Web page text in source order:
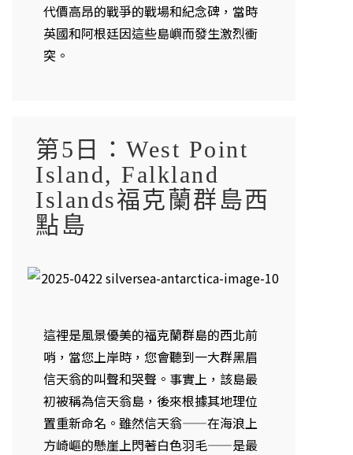
代價高昂的戰爭的戰場和紀念碑，當時
英國和阿根廷因這些島嶼而發生激烈衝
突。
第5日：West Point
Island, Falkland
Islands福克蘭群島西
點島
這裡是風景優美的福克蘭群島的西北前
哨，當您上岸時，您會聽到一大群黑眉
信天翁的叫聲和哭聲。事實上，該島最
初被稱為信天翁島，後來根據其地理位
置重新命名。雖然信天翁——在海浪上
方崎嶇的懸崖上閃著白色羽毛——是最